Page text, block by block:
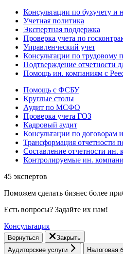
Консультации по бухучету и
Учетная политика
Экспертная поддержка
Проверка учета по
Управленческий учет
Консультации по трудовому
Подтверждение отчетности
Помощь ин. компаниям с
Помощь с ФСБУ
Круглые столы
Аудит по МСФО
Проверка учета ГОЗ
Кадровый аудит
Консультации по договорам
Трансформация
Составление отчетности ин.
Контролируемые ин.
45 экспертов
Поможем сделать бизнес более
Есть вопросы? Задайте их нам!
Консультация
Вернуться
Закрыть
Аудиторские услуги
Налоговая